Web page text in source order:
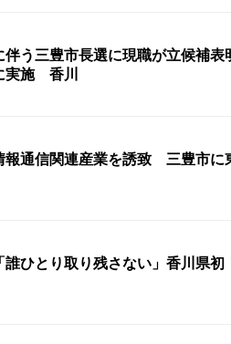
伴う三豊市長選に現職が立候補
実施 香川
報通信関連産業を誘致 三豊市に
誰ひとり取り残さない」香川県